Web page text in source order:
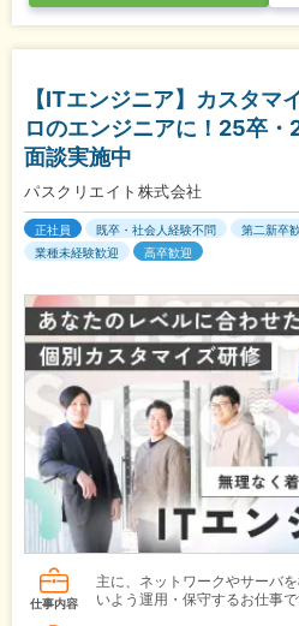
【ITエンジニア】カスタマ
ロのエンジニアに！25卒
面談実施中
パスクリエイト株式会社
正社員 既卒・社会人経験不問 第二新卒
業種未経験歓迎
高卒歓迎
仕事内容
主に、ネットワークやサーバ
いよう運用・保守するお仕事で